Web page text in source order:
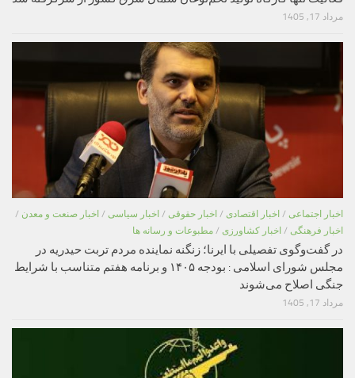
مرداد 17, 1405
اخبار اجتماعی / اخبار اقتصادی / اخبار حقوقی / اخبار سیاسی / اخبار صنعت و معدن /
اخبار فرهنگی / اخبار کشاورزی / مطبوعات و رسانه ها
در گفت‌وگوی تفصیلی با ایرنا؛ زنگنه نماینده مردم تربت حیدریه در
مجلس شورای اسلامی : بودجه ۱۴۰۵ و برنامه هفتم متناسب با شرایط
جنگی اصلاح می‌شوند
مرداد 17, 1405